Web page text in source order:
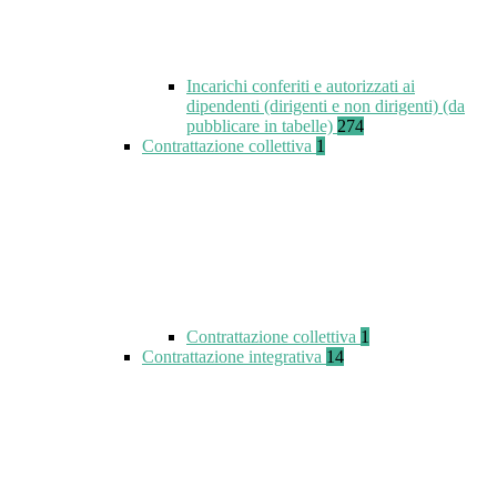
Incarichi conferiti e autorizzati ai
dipendenti (dirigenti e non dirigenti) (da
pubblicare in tabelle) 274
Contrattazione collettiva 1
Contrattazione collettiva 1
Contrattazione integrativa 14